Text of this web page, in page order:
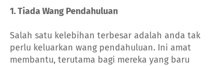
1. Tiada Wang Pendahuluan
Salah satu kelebihan terbesar adalah anda tak
perlu keluarkan wang pendahuluan. Ini amat
membantu, terutama bagi mereka yang baru